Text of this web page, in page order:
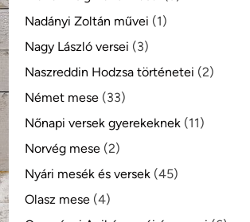
Nadányi Zoltán művei (1)
Nagy László versei (3)
Naszreddin Hodzsa történetei (2)
Német mese (33)
Nőnapi versek gyerekeknek (11)
Norvég mese (2)
Nyári mesék és versek (45)
Olasz mese (4)